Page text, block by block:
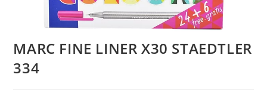
MARC FINE LINER X30 STAEDTLER
334